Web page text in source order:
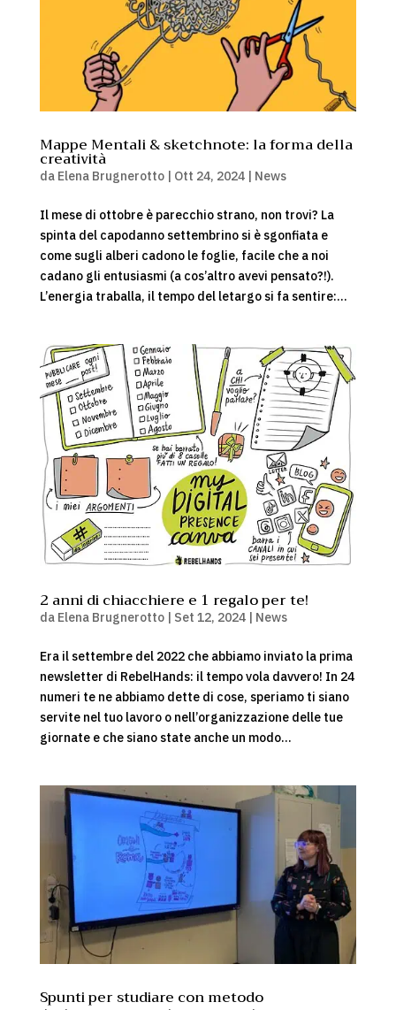
Mappe Mentali & sketchnote: la forma della
creatività
da Elena Brugnerotto| Ott 24, 2024| News
Il mese di ottobre è parecchio strano, non trovi? La
spinta del capodanno settembrino si è sgonfiata e
come sugli alberi cadono le foglie, facile che a noi
cadano gli entusiasmi (a cos’altro avevi pensato?!).
L’energia traballa, il tempo del letargo si fa sentire:...
2 anni di chiacchiere e 1 regalo per te!
da Elena Brugnerotto| Set 12, 2024| News
Era il settembre del 2022 che abbiamo inviato la prima
newsletter di RebelHands: il tempo vola davvero! In 24
numeri te ne abbiamo dette di cose, speriamo ti siano
servite nel tuo lavoro o nell’organizzazione delle tue
giornate e che siano state anche un modo...
Spunti per studiare con metodo